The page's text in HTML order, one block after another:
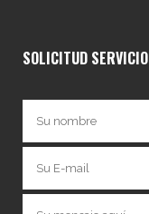
SOLICITUD SERVICIO